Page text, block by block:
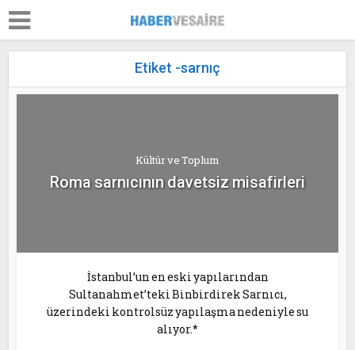
Etiket -sarnıç
Kültür ve Toplum
Roma sarnıcının davetsiz misafirleri
İstanbul’un en eski yapılarından
Sultanahmet’teki Binbirdirek Sarnıcı,
üzerindeki kontrolsüz yapılaşma nedeniyle su
alıyor.*